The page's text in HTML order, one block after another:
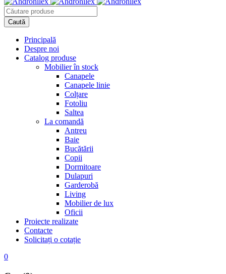
Principală
Despre noi
Catalog produse
Mobilier în stock
Canapele
Canapele linie
Colțare
Fotoliu
Saltea
La comandă
Antreu
Baie
Bucătării
Copii
Dormitoare
Dulapuri
Garderobă
Living
Mobilier de lux
Oficii
Proiecte realizate
Contacte
Solicitați o cotație
0